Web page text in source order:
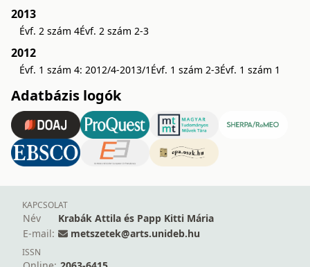
2013
Évf. 2 szám 4Évf. 2 szám 2-3
2012
Évf. 1 szám 4: 2012/4-2013/1 Évf. 1 szám 2-3Évf. 1 szám 1
Adatbázis logók
KAPCSOLAT
Név
Krabák Attila és Papp Kitti Mária
E-mail:
metszetek@arts.unideb.hu
ISSN